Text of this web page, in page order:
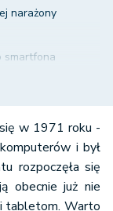
narażony
smartfona
w 1971 roku -
i był
rozpoczęła się
obecnie już nie
tabletom. Warto